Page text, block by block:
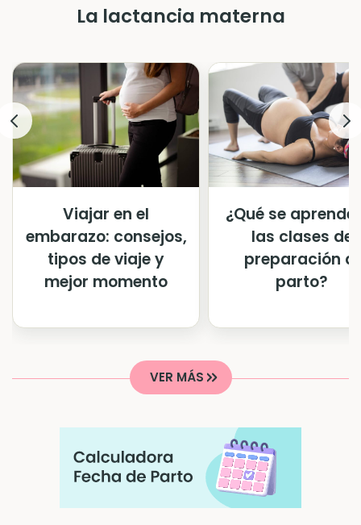
La lactancia materna
Viajar en el
embarazo: consejos,
tipos de viaje y
mejor momento
¿Qué se aprende
las clases de
preparación al
parto?
VER MÁS